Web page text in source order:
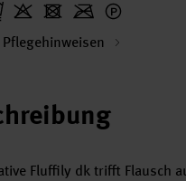
Fluffily dk trifft Flausch